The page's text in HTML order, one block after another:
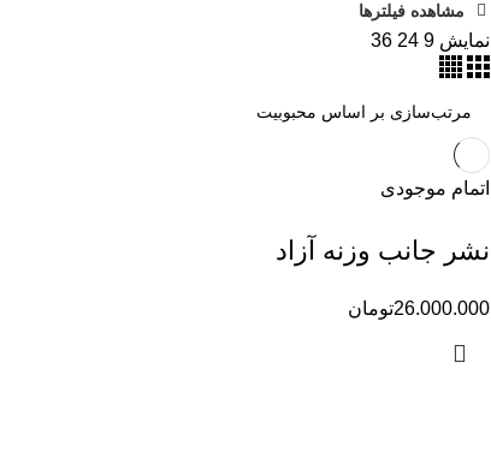
مشاهده فیلترها
نمایش9
24
36
اتمام موجودی
نشر جانب وزنه آزاد
تومان26.000.000